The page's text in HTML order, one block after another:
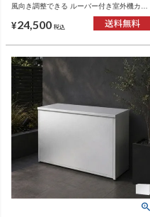
風向き調整できる ルーバー付き室外機カバ
¥24,500 税込